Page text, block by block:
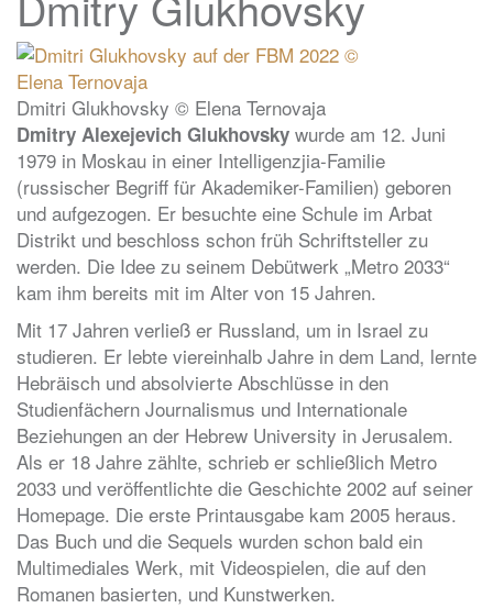
Dmitri Glukhovsky © Elena Ternovaja
Dmitry Alexejevich Glukhovsky wurde am 12. Juni
1979 in Moskau in einer Intelligenzjia-Familie
(russischer Begriff für Akademiker-Familien) geboren
und aufgezogen. Er besuchte eine Schule im Arbat
Distrikt und beschloss schon früh Schriftsteller zu
werden. Die Idee zu seinem Debütwerk „Metro 2033“
kam ihm bereits mit im Alter von 15 Jahren.
Mit 17 Jahren verließ er Russland, um in Israel zu
studieren. Er lebte viereinhalb Jahre in dem Land, lernte
Hebräisch und absolvierte Abschlüsse in den
Studienfächern Journalismus und Internationale
Beziehungen an der Hebrew University in Jerusalem.
Als er 18 Jahre zählte, schrieb er schließlich Metro
2033 und veröffentlichte die Geschichte 2002 auf seiner
Homepage. Die erste Printausgabe kam 2005 heraus.
Das Buch und die Sequels wurden schon bald ein
Multimediales Werk, mit Videospielen, die auf den
Romanen basierten, und Kunstwerken.